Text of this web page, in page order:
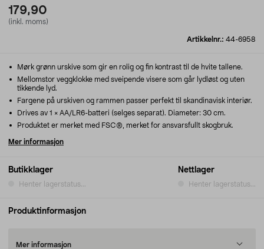
179,90
(inkl. moms)
Artikkelnr.: 44-6958
Butikklager
Henter lagerstatus...
Nettlager
Henter lagerstatus...
Mørk grønn urskive som gir en rolig og fin kontrast til de hvite tallene.
Mellomstor veggklokke med sveipende visere som går lydløst og uten
tikkende lyd.
Fargene på urskiven og rammen passer perfekt til skandinavisk interiør.
Drives av 1 × AA/LR6-batteri (selges separat). Diameter: 30 cm.
Produktet er merket med FSC®, merket for ansvarsfullt skogbruk.
Mer informasjon
Produktinformasjon
Mer informasjon